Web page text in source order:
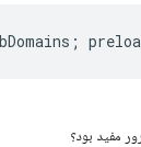
مفید بود؟